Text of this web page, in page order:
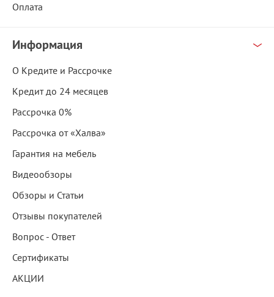
Оплата
Информация
О Кредите и Рассрочке
Кредит до 24 месяцев
Рассрочка 0%
Рассрочка от «Халва»
Гарантия на мебель
Видеообзоры
Обзоры и Статьи
Отзывы покупателей
Вопрос - Ответ
Сертификаты
АКЦИИ